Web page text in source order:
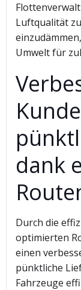
Luftqualität
Umwelt für
dank
Durch die
optimierten
einen
pünktliche
Fahrzeuge